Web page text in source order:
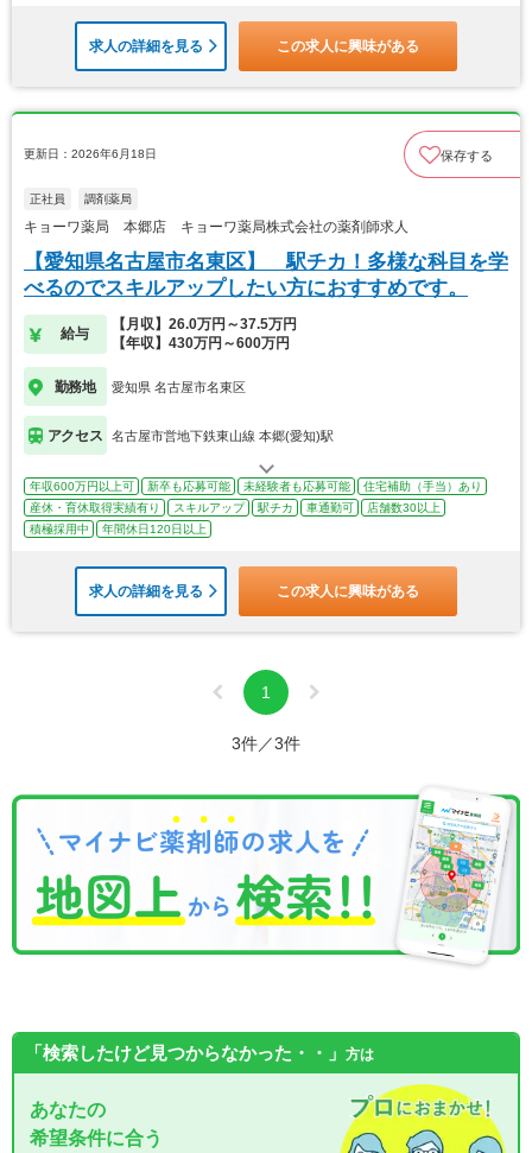
求人の詳細を見る この求人に興味がある
更新日：2026年6月18日 保存する
正社員 調剤薬局
キョーワ薬局 本郷店 キョーワ薬局株式会社の薬剤師求人
【愛知県名古屋市名東区】 駅チカ！多様な科目を学
べるのでスキルアップしたい方におすすめです。
給与
【月収】26.0万円～37.5万円
【年収】430万円～600万円
勤務地 愛知県 名古屋市名東区
アクセス 名古屋市営地下鉄東山線 本郷(愛知)駅
年収600万円以上可 新卒も応募可能 未経験者も応募可能
住宅補助（手当）あり
産休・育休取得実績有り
スキルアップ 駅チカ 車通勤可
店舗数30以上
積極採用中
年間休日120日以上
求人の詳細を見る この求人に興味がある
1
3件／3件
「検索したけど見つからなかった・・」 方は
あなたの
希望条件に合う